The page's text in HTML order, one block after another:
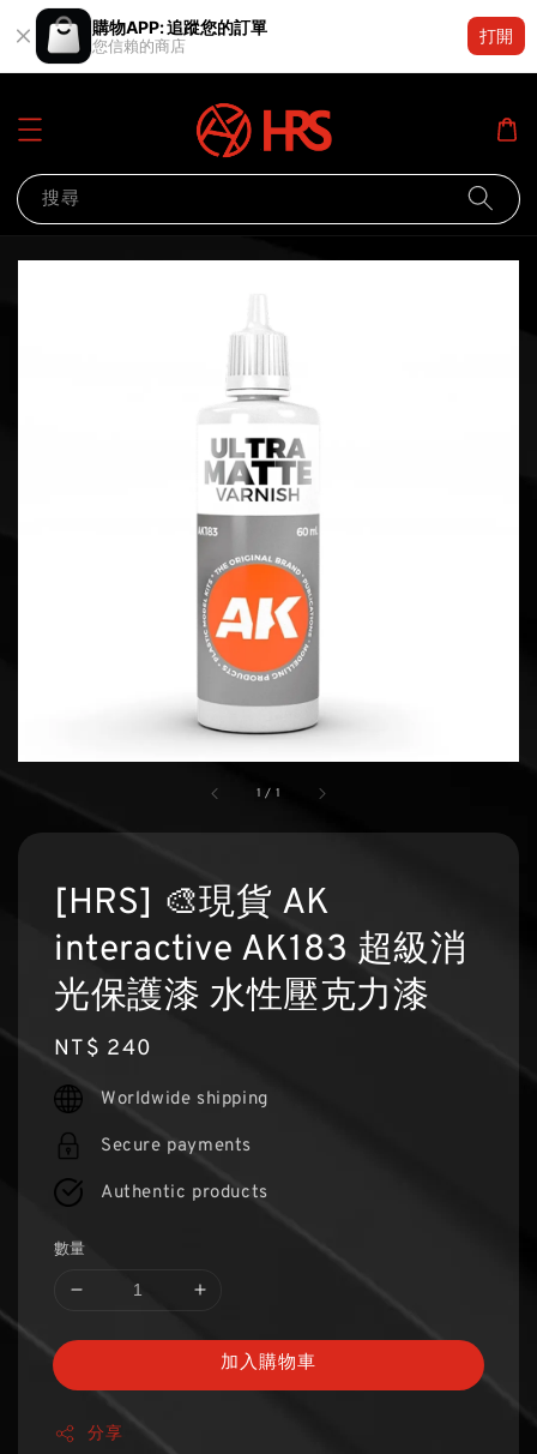
購物APP: 追蹤您的訂單
您信賴的商店
打開
搜尋
1 / 1
[HRS] 🎨現貨 AK
interactive AK183 超級消
光保護漆 水性壓克力漆
Regular
price
NT$ 240
Worldwide shipping
Secure payments
Authentic products
數量
加入購物車
分享